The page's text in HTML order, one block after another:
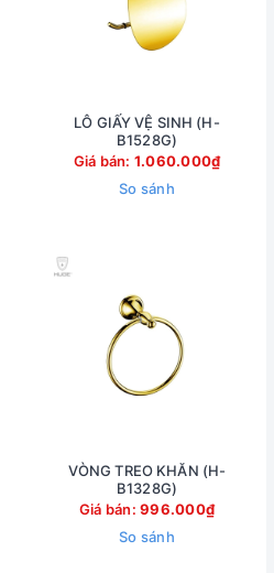
LÔ GIẤY VỆ SINH (H-
B1528G)
Giá bán: 1.060.000₫
So sánh
VÒNG TREO KHĂN (H-
B1328G)
Giá bán:996.000₫
So sánh